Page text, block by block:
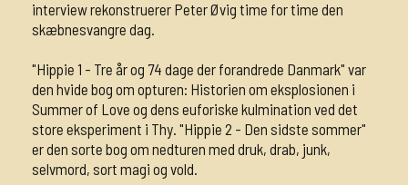
interview rekonstruerer Peter Øvig time for time den
skæbnesvangre dag.
"Hippie 1 - Tre år og 74 dage der forandrede Danmark" var
den hvide bog om opturen: Historien om eksplosionen i
Summer of Love og dens euforiske kulmination ved det
store eksperiment i Thy. "Hippie 2 - Den sidste sommer"
er den sorte bog om nedturen med druk, drab, junk,
selvmord, sort magi og vold.